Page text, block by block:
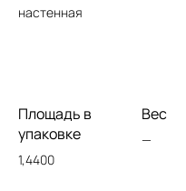
настенная
Площадь в
упаковке
1,4400
Вес
—